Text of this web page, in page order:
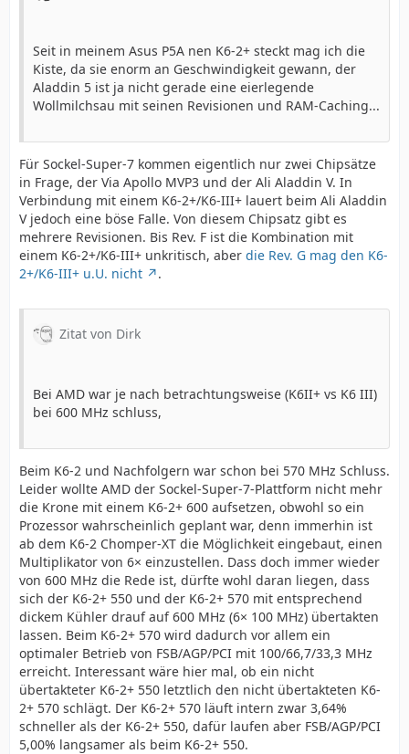
Seit in meinem Asus P5A nen K6-2+ steckt mag ich die
Kiste, da sie enorm an Geschwindigkeit gewann, der
Aladdin 5 ist ja nicht gerade eine eierlegende
Wollmilchsau mit seinen Revisionen und RAM-Caching...
Für Sockel-Super-7 kommen eigentlich nur zwei Chipsätze
in Frage, der Via Apollo MVP3 und der Ali Aladdin V. In
Verbindung mit einem K6-2+/K6-III+ lauert beim Ali Aladdin
V jedoch eine böse Falle. Von diesem Chipsatz gibt es
mehrere Revisionen. Bis Rev. F ist die Kombination mit
einem K6-2+/K6-III+ unkritisch, aber die Rev. G mag den K6-
2+/K6-III+ u.U. nicht
.
Zitat von Dirk
Bei AMD war je nach betrachtungsweise (K6II+ vs K6 III)
bei 600 MHz schluss,
Beim K6-2 und Nachfolgern war schon bei 570 MHz Schluss.
Leider wollte AMD der Sockel-Super-7-Plattform nicht mehr
die Krone mit einem K6-2+ 600 aufsetzen, obwohl so ein
Prozessor wahrscheinlich geplant war, denn immerhin ist
ab dem K6-2 Chomper-XT die Möglichkeit eingebaut, einen
Multiplikator von 6× einzustellen. Dass doch immer wieder
von 600 MHz die Rede ist, dürfte wohl daran liegen, dass
sich der K6-2+ 550 und der K6-2+ 570 mit entsprechend
dickem Kühler drauf auf 600 MHz (6× 100 MHz) übertakten
lassen. Beim K6-2+ 570 wird dadurch vor allem ein
optimaler Betrieb von FSB/AGP/PCI mit 100/66,7/33,3 MHz
erreicht. Interessant wäre hier mal, ob ein nicht
übertakteter K6-2+ 550 letztlich den nicht übertakteten K6-
2+ 570 schlägt. Der K6-2+ 570 läuft intern zwar 3,64%
schneller als der K6-2+ 550, dafür laufen aber FSB/AGP/PCI
5,00% langsamer als beim K6-2+ 550.